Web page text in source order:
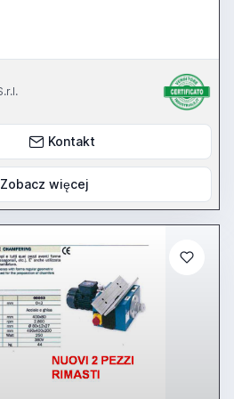
Kontakt
Zobacz więcej